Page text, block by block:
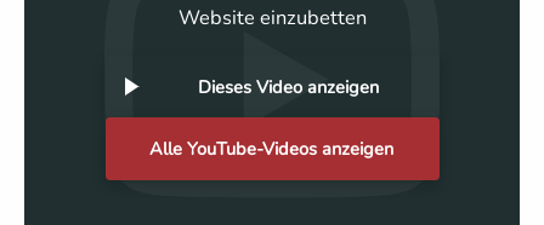
Website einzubetten
Dieses Video anzeigen
Alle YouTube-Videos anzeigen